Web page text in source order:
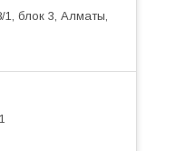
блок 3, Алматы,